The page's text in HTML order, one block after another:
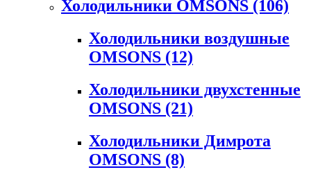
Холодильники OMSONS (106)
Холодильники воздушные
OMSONS (12)
Холодильники двухстенные
OMSONS (21)
Холодильники Димрота
OMSONS (8)